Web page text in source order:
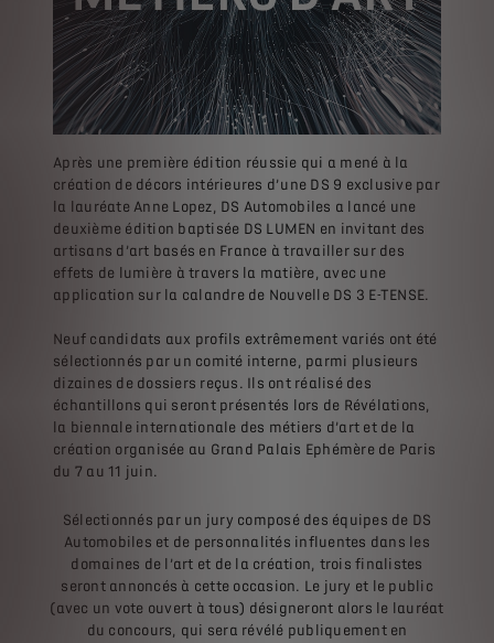
Après une première édition réussie qui a mené à la
création de décors intérieures d’une DS 9 exclusive par
la lauréate Anne Lopez, DS Automobiles a lancé une
deuxième édition baptisée DS LUMEN en invitant des
artisans d’art basés en France à travailler sur des
effets de lumière à travers la matière, avec une
application sur la calandre de Nouvelle DS 3 E-TENSE.
Neuf candidats aux profils extrêmement variés ont été
sélectionnés par un comité interne, parmi plusieurs
dizaines de dossiers reçus. Ils ont réalisé des
échantillons qui seront présentés lors de Révélations,
la biennale internationale des métiers d’art et de la
création organisée au Grand Palais Ephémère de Paris
du 7 au 11 juin.
Sélectionnés par un jury composé des équipes de DS
Automobiles et de personnalités influentes dans les
domaines de l’art et de la création, trois finalistes
seront annoncés à cette occasion. Le jury et le public
(avec un vote ouvert à tous) désigneront alors le lauréat
du concours, qui sera révélé publiquement en